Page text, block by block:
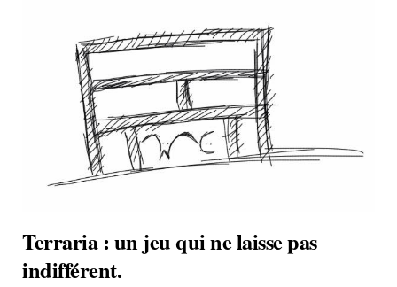
Terraria : un jeu qui ne laisse pas
indifférent.